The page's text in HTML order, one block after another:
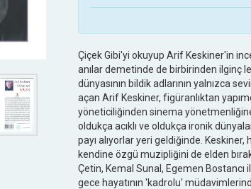
Çiçek Gibi'yi okuyup Arif Keskiner'in
anılar demetinde de birbirinden ilginç
dünyasının bildik adlarının yalnızca
açan Arif Keskiner, figüranlıktan
yöneticiliğinden sinema
oldukça acıklı ve oldukça ironik
payı alıyorlar yeri geldiğinde.
kendine özgü muzipliğini de elden
Çetin, Kemal Sunal, Egemen Bostancı
gece hayatının 'kadrolu'